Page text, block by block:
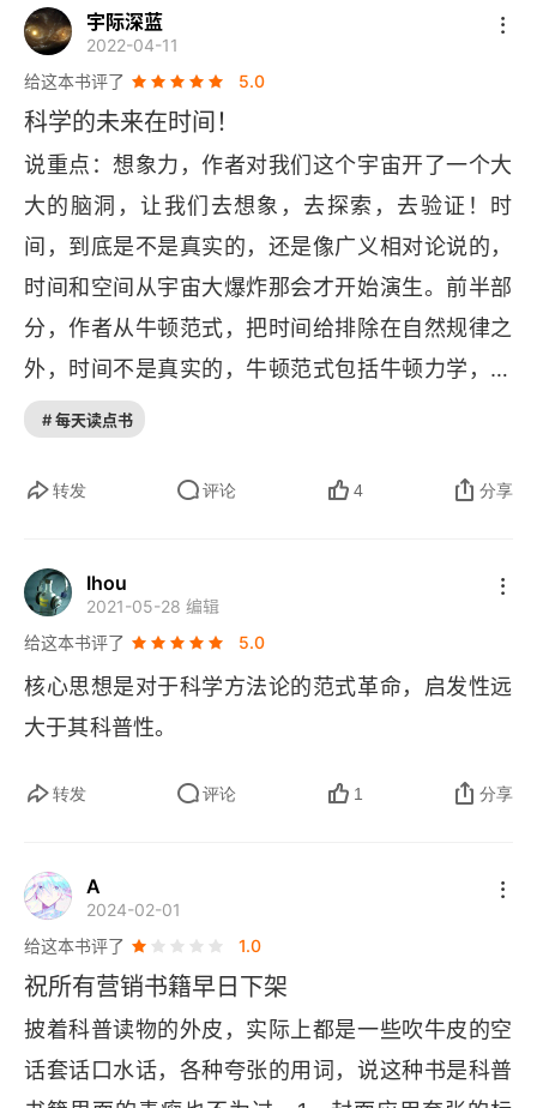
00:09 不完美的有效理论
00:10 一个终极宇宙论正徐徐向我们张开双臂
00:11 从独立于时间到随时间而变
00:12 解放量子力学
00:13 相对论与量子力学之战
00:15 空间的演生
00:16 为什么宇宙如此有趣：宇宙中的生死
00:17 时间于光与热中重生
00:19 时间的未来
结语
参考文献
宇际深蓝
2022-04-11
给这本书评了
5.0
科学的未来在时间！
说重点：想象力，作者对我们这个宇宙开了一个大
大的脑洞，让我们去想象，去探索，去验证！时
间，到底是不是真实的，还是像广义相对论说的，
时间和空间从宇宙大爆炸那会才开始演生。前半部
分，作者从牛顿范式，把时间给排除在自然规律之
外，时间不是真实的，牛顿范式包括牛顿力学，相
对论，量子力学，热力学等等亚宇宙理论。下半部
实的，自然规律是随真实时间演化的，并与相对
的大一统理论候选者进行辩驳，也给出来作者自己
的验证方法，因为科学的理论，需要可证实或证
伪。信息量太大，需要消化消化！
# 每天读点书
转发 评论 4 分享
Ihou
2021-05-28 编辑
给这本书评了
5.0
核心思想是对于科学方法论的范式革命，启发性远
大于其科普性。
转发 评论 1 分享
A
2024-02-01
给这本书评了
1.0
祝所有营销书籍早日下架
披着科普读物的外皮，实际上都是一些吹牛皮的空
话套话口水话，各种夸张的用词，说这种书是科普